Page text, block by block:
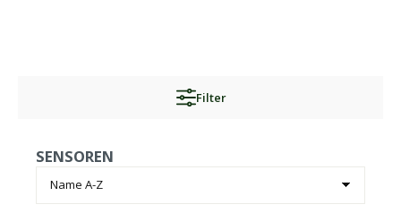
Filter
SENSOREN